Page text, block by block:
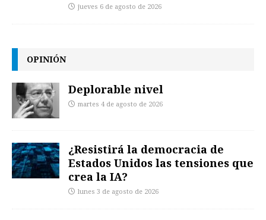
jueves 6 de agosto de 2026
OPINIÓN
Deplorable nivel
martes 4 de agosto de 2026
¿Resistirá la democracia de
Estados Unidos las tensiones que
crea la IA?
lunes 3 de agosto de 2026